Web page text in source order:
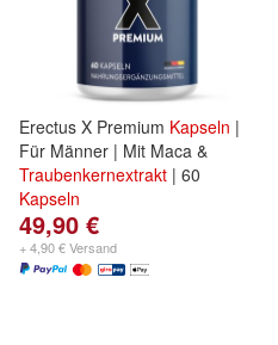
Erectus X Premium Kapseln |
Für Männer | Mit Maca &
Traubenkernextrakt | 60
Kapseln
49,90 €
+ 4,90 € Versand